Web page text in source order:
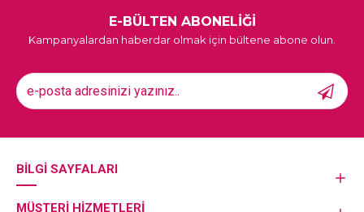
E-BÜLTEN ABONELİĞİ
Kampanyalardan haberdar olmak için bültene abone olun.
BILGI SAYFALARI
MÜŞTERI HIZMETLERI